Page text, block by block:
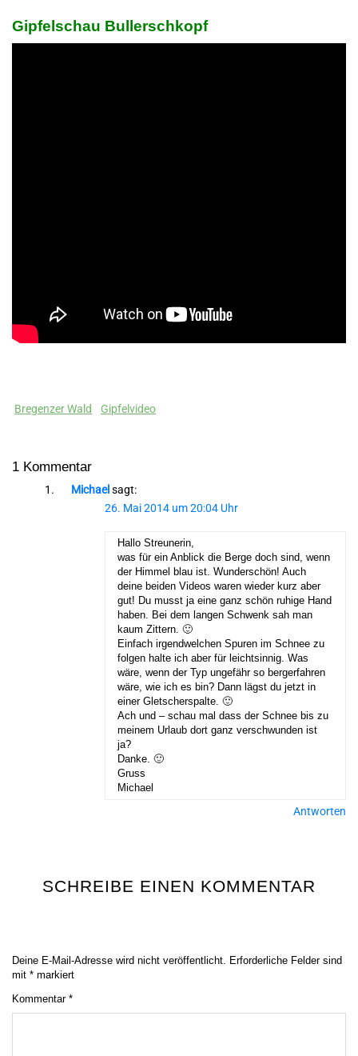
Gipfelschau Bullerschkopf
Bregenzer Wald Gipfelvideo
1 Kommentar
Michael sagt:
26. Mai 2014 um 20:04 Uhr
Hallo Streunerin,
was für ein Anblick die Berge doch sind, wenn
der Himmel blau ist. Wunderschön! Auch
deine beiden Videos waren wieder kurz aber
gut! Du musst ja eine ganz schön ruhige Hand
haben. Bei dem langen Schwenk sah man
kaum Zittern. 🙂
Einfach irgendwelchen Spuren im Schnee zu
folgen halte ich aber für leichtsinnig. Was
wäre, wenn der Typ ungefähr so bergerfahren
wäre, wie ich es bin? Dann lägst du jetzt in
einer Gletscherspalte. 🙂
Ach und – schau mal dass der Schnee bis zu
meinem Urlaub dort ganz verschwunden ist
ja?
Danke. 🙂
Gruss
Michael
Antworten
SCHREIBE EINEN KOMMENTAR
Deine E-Mail-Adresse wird nicht veröffentlicht. Erforderliche Felder sind
mit * markiert
Kommentar *